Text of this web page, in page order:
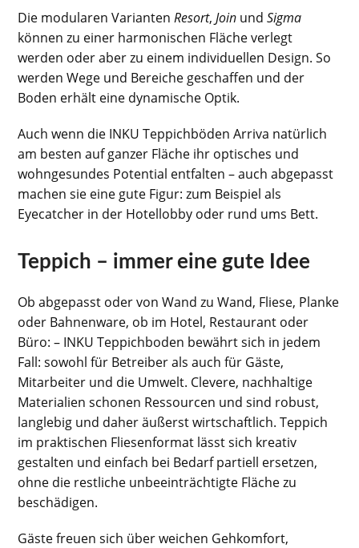
Die modularen VariantenResort,Join undSigma
können zu einer harmonischen Fläche verlegt
werden oder aber zu einem individuellen Design. So
werden Wege und Bereiche geschaffen und der
Boden erhält eine dynamische Optik.
Auch wenn die INKU Teppichböden Arriva natürlich
am besten auf ganzer Fläche ihr optisches und
wohngesundes Potential entfalten – auch abgepasst
machen sie eine gute Figur: zum Beispiel als
Eyecatcher in der Hotellobby oder rund ums Bett.
Teppich – immer eine gute Idee
Ob abgepasst oder von Wand zu Wand, Fliese, Planke
oder Bahnenware, ob im Hotel, Restaurant oder
Büro: – INKU Teppichboden bewährt sich in jedem
Fall: sowohl für Betreiber als auch für Gäste,
Mitarbeiter und die Umwelt. Clevere, nachhaltige
Materialien schonen Ressourcen und sind robust,
langlebig und daher äußerst wirtschaftlich. Teppich
im praktischen Fliesenformat lässt sich kreativ
gestalten und einfach bei Bedarf partiell ersetzen,
ohne die restliche unbeeinträchtigte Fläche zu
beschädigen.
Gäste freuen sich über weichen Gehkomfort,